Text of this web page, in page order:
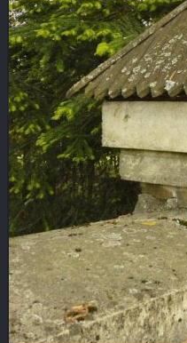
TATRY
POZOSTAŁE
Blog
KONTAKT